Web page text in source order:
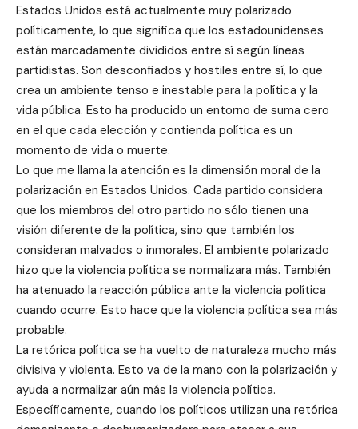
Estados Unidos está actualmente muy polarizado
políticamente, lo que significa que los estadounidenses
están marcadamente divididos entre sí según líneas
partidistas. Son desconfiados y hostiles entre sí, lo que
crea un ambiente tenso e inestable para la política y la
vida pública. Esto ha producido un entorno de suma cero
en el que cada elección y contienda política es un
momento de vida o muerte.
Lo que me llama la atención es la dimensión moral de la
polarización en Estados Unidos. Cada partido considera
que los miembros del otro partido no sólo tienen una
visión diferente de la política, sino que también los
consideran malvados o inmorales. El ambiente polarizado
hizo que la violencia política se normalizara más. También
ha atenuado la reacción pública ante la violencia política
cuando ocurre. Esto hace que la violencia política sea más
probable.
La retórica política se ha vuelto de naturaleza mucho más
divisiva y violenta. Esto va de la mano con la polarización y
ayuda a normalizar aún más la violencia política.
Específicamente, cuando los políticos utilizan una retórica